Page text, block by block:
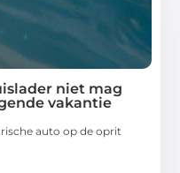
niet mag
vakantie
auto op de oprit